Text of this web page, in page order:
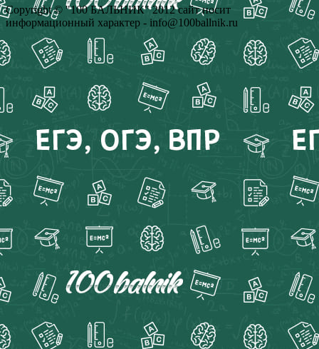
Copyright © "100 БАЛЬНИК" 2012 сайт носит
информационный характер - info@100ballnik.ru